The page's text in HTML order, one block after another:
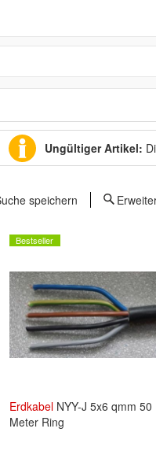
Ungültiger Artikel:
speichern
Bestseller
Erdkabel NYY-J 5x6 qmm 50
Meter Ring